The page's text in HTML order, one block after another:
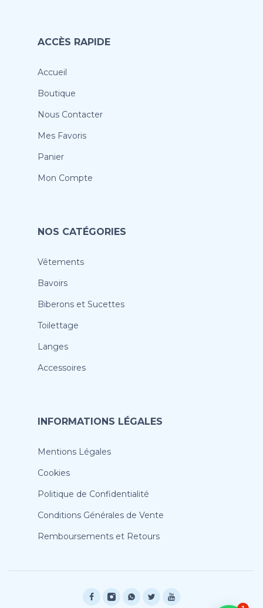
ACCÈS RAPIDE
Accueil
Boutique
Nous Contacter
Mes Favoris
Panier
Mon Compte
NOS CATÉGORIES
Vêtements
Bavoirs
Biberons et Sucettes
Toilettage
Langes
Accessoires
INFORMATIONS LÉGALES
Mentions Légales
Cookies
Politique de Confidentialité
Conditions Générales de Vente
Remboursements et Retours